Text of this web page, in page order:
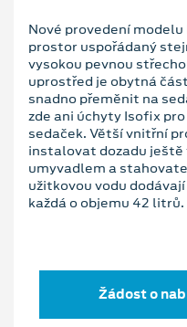
Nové provedení
prostor uspořádaný
vysokou pevnou
uprostřed je obytná
snadno přeměnit na
zde ani úchyty Isofix
sedaček. Větší vnitřní
instalovat dozadu
umyvadlem a
užitkovou vodu
každá o objemu 42 litrů.
Žádost o